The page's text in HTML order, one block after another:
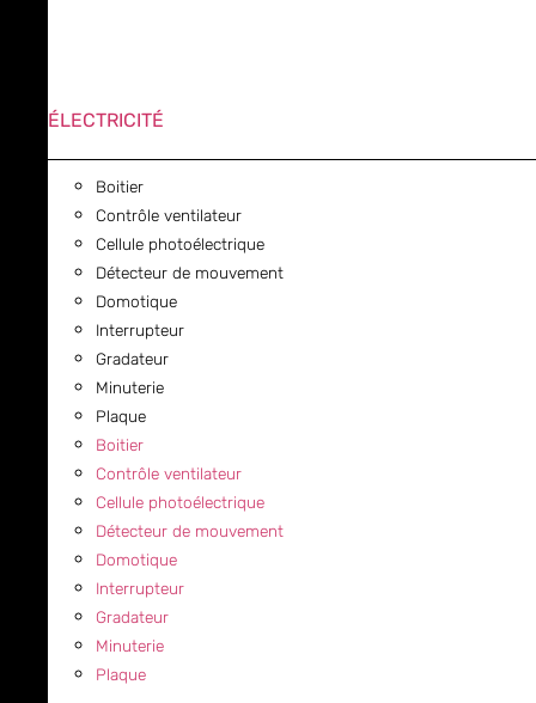
ÉLECTRICITÉ
Boitier
Contrôle ventilateur
Cellule photoélectrique
Détecteur de mouvement
Domotique
Interrupteur
Gradateur
Minuterie
Plaque
Boitier
Contrôle ventilateur
Cellule photoélectrique
Détecteur de mouvement
Domotique
Interrupteur
Gradateur
Minuterie
Plaque